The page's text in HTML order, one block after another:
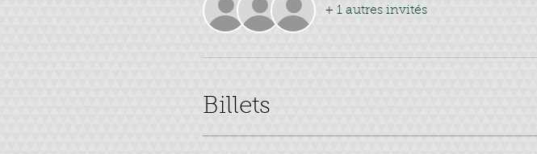
+ 1 autres invités
Billets